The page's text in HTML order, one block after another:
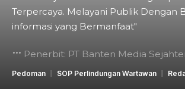
Terpercaya. Melayani Publik Dengan
informasi yang Bermanfaat"
Penerbit: PT Banten Media
Pedoman SOP Perlindungan Wartawan